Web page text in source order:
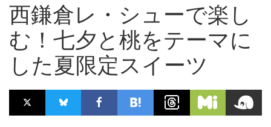
西鎌倉レ・シューで楽し
む！七夕と桃をテーマに
した夏限定スイーツ